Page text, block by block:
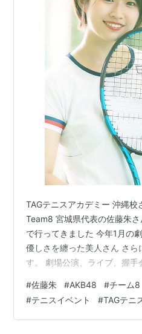
TAGテニスアカデミー 沖縄
Team8 宮城県代表の佐藤朱
で行ってきました 今年1月の
優しさを纏った美人さん さら
す。 劇場公演、ライブ、握手
ます 長身でスタイルも良くパ
しく この日の沖縄は11月にし
って湿度高めだったので 特
#佐藤朱 #AKB48 #チーム8
#テニスイベント #TAGテニ